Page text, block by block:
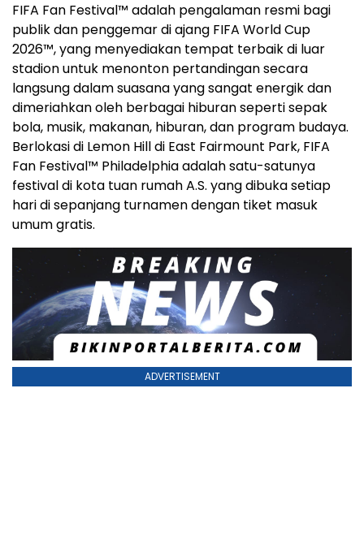
FIFA Fan Festival™ adalah pengalaman resmi bagi
publik dan penggemar di ajang FIFA World Cup
2026™, yang menyediakan tempat terbaik di luar
stadion untuk menonton pertandingan secara
langsung dalam suasana yang sangat energik dan
dimeriahkan oleh berbagai hiburan seperti sepak
bola, musik, makanan, hiburan, dan program budaya.
Berlokasi di Lemon Hill di East Fairmount Park, FIFA
Fan Festival™ Philadelphia adalah satu-satunya
festival di kota tuan rumah A.S. yang dibuka setiap
hari di sepanjang turnamen dengan tiket masuk
umum gratis.
ADVERTISEMENT